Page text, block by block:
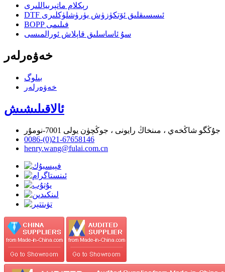
رېكلام ماتېرىياللىرى
DTF ئىسسىقلىق ئۆتكۈزۈش يۈرۈشلۈكلىرى
BOPP فىلىمى
سۇ ئاساسلىق قاپلاش ئورالمىسى
خەۋەرلەر
بىلوگ
خەۋەرلەر
ئالاقىلىشىش
جۇڭگو شاڭخەي ، مىنخاڭ رايونى ، جوڭچۈن يولى 7001-نومۇر
0086-(0)21-67658146
henry.wang@fulai.com.cn